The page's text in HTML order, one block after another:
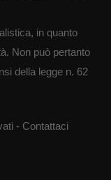
in quanto
Non può pertanto
della legge n. 62
- Contattaci